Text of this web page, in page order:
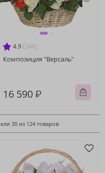
4.9 (246)
Композиция "Версаль"
16 590 ₽
30 из 124 товаров